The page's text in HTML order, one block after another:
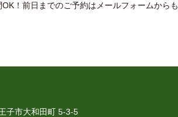
OK！前日までのご予約はメールフォームからも
市大和田町 5-3-5